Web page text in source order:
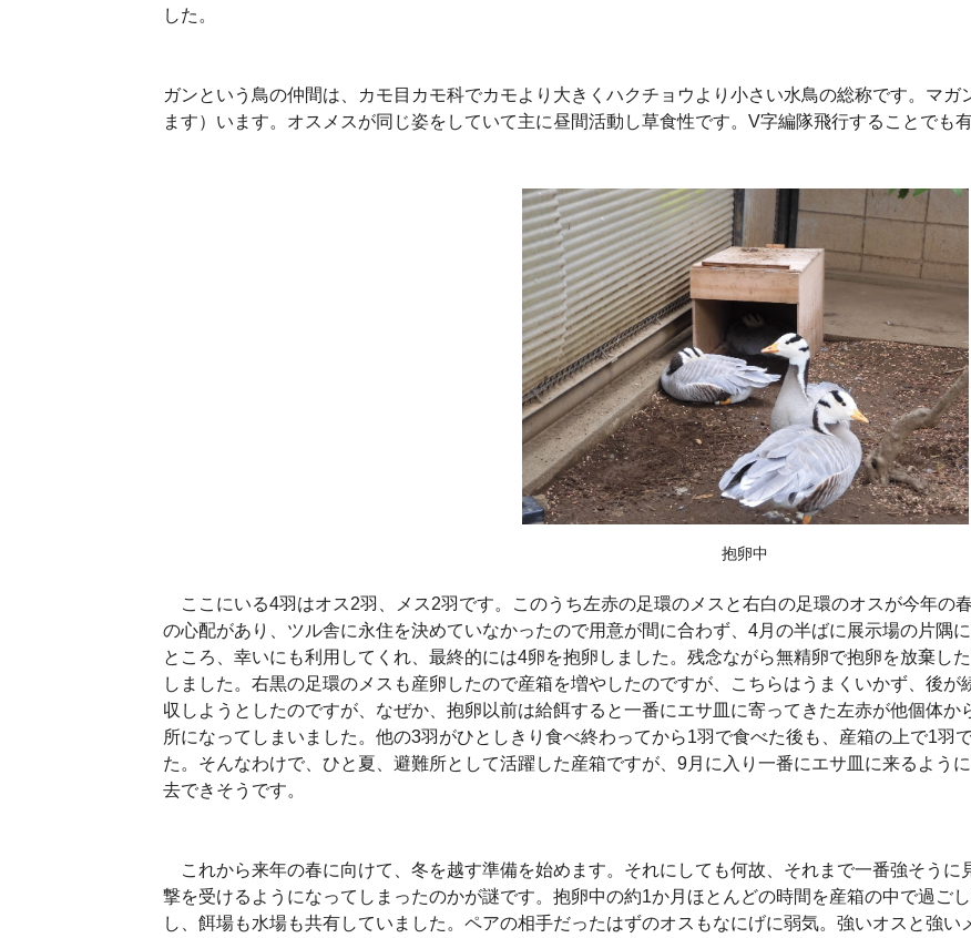
した。
ガンという鳥の仲間は、カモ目カモ科でカモより大きくハクチョウより小さい水鳥の総称です。マガ
ます）います。オスメスが同じ姿をしていて主に昼間活動し草食性です。V字編隊飛行することでも有
抱卵中
ここにいる4羽はオス2羽、メス2羽です。このうち左赤の足環のメスと右白の足環のオスが今年の
の心配があり、ツル舎に永住を決めていなかったので用意が間に合わず、4月の半ばに展示場の片隅
ところ、幸いにも利用してくれ、最終的には4卵を抱卵しました。残念ながら無精卵で抱卵を放棄し
しました。右黒の足環のメスも産卵したので産箱を増やしたのですが、こちらはうまくいかず、後
収しようとしたのですが、なぜか、抱卵以前は給餌すると一番にエサ皿に寄ってきた左赤が他個体
所になってしまいました。他の3羽がひとしきり食べ終わってから1羽で食べた後も、産箱の上で1羽
た。そんなわけで、ひと夏、避難所として活躍した産箱ですが、9月に入り一番にエサ皿に来るよう
去できそうです。
これから来年の春に向けて、冬を越す準備を始めます。それにしても何故、それまで一番強そうに
撃を受けるようになってしまったのかが謎です。抱卵中の約1か月ほとんどの時間を産箱の中で過ご
し、餌場も水場も共有していました。ペアの相手だったはずのオスもなにげに弱気。強いオスと強